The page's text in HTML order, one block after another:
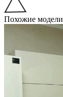
Похожие модели